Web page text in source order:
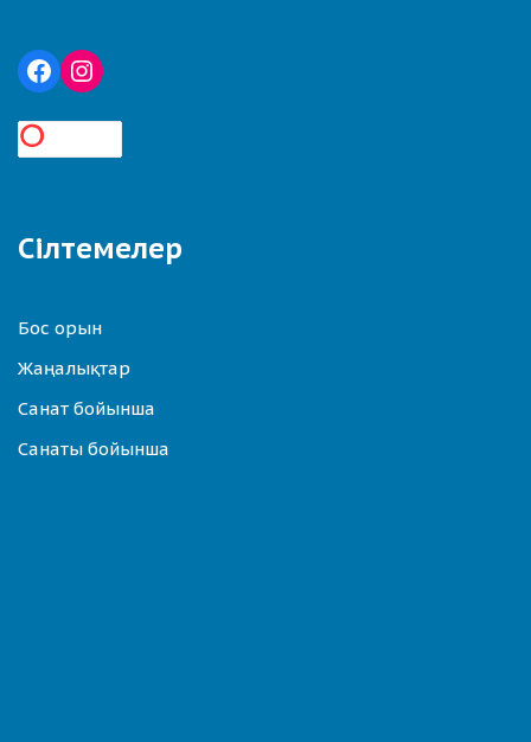
Сілтемелер
Бос орын
Жаңалықтар
Санат бойынша
Санаты бойынша